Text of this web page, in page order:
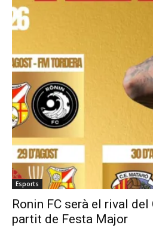
Esports
Ronin FC serà el rival del
partit de Festa Major